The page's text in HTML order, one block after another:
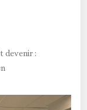
devenir :